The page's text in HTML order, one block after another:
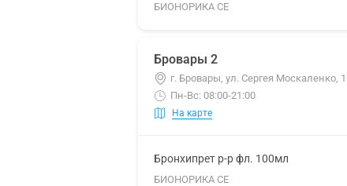
БИОНОРИКА СЕ
Бровары 2
г. Бровары, ул. Сергея Москаленко,
Пн-Вс: 08:00-21:00
На карте
Бронхипрет р-р фл. 100мл
БИОНОРИКА СЕ